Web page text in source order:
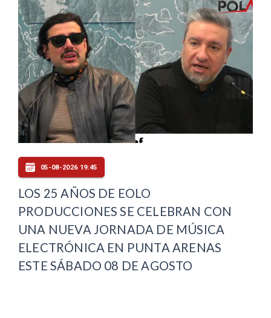
05-08-2026 19:45
LOS 25 AÑOS DE EOLO
PRODUCCIONES SE CELEBRAN CON
UNA NUEVA JORNADA DE MÚSICA
ELECTRÓNICA EN PUNTA ARENAS
ESTE SÁBADO 08 DE AGOSTO